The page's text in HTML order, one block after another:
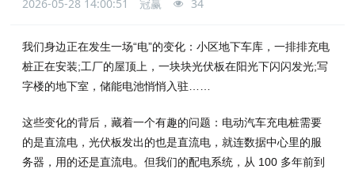
2026-05-28 14:00:51 冠赢 34
我们身边正在发生一场“电”的变化：小区地下车库，一排排充电
桩正在安装;工厂的屋顶上，一块块光伏板在阳光下闪闪发光;写
字楼的地下室，储能电池悄悄入驻……
这些变化的背后，藏着一个有趣的问题：电动汽车充电桩需要
的是直流电，光伏板发出的也是直流电，就连数据中心里的服
务器，用的还是直流电。但我们的配电系统，从 100 多年前到